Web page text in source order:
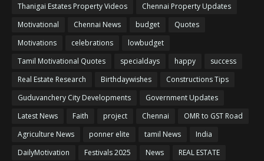
Thanigai Estates Property Videos
Chennai Property Updates
Motivational
Chennai News budget
Quotes
Motivations
celebrations
lowbudget
Tamil Motivational Quotes
specialdays happy
success
Real Estate Research
Birthdaywishes
Constructions Tips
Guduvanchery City Developments
Government Updates
Latest News
Faith project Chennai
OMR to GST Road
Agriculture News
ponner elite tamil News
India
DailyMotivation
Festivals 2025 News REAL ESTATE